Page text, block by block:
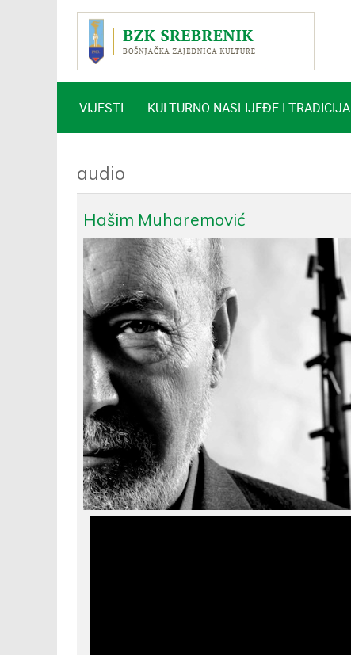
VIJESTI KULTURNO NASLIJEĐE I TRADICIJA
audio
Hašim Muharemović